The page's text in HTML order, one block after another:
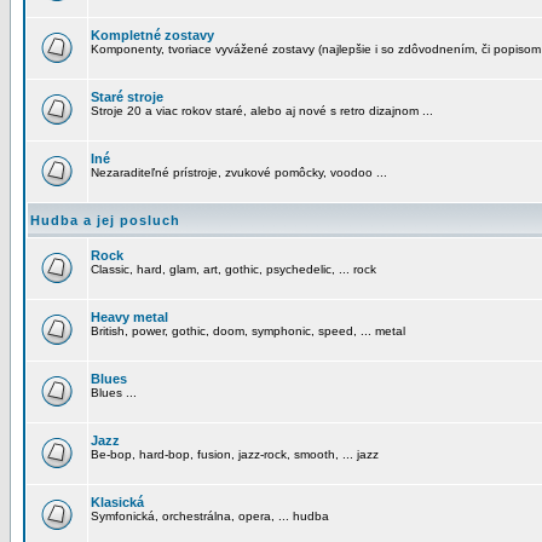
Kompletné zostavy
Komponenty, tvoriace vyvážené zostavy (najlepšie i so zdôvodnením, či
Staré stroje
Stroje 20 a viac rokov staré, alebo aj nové s retro dizajnom ...
Iné
Nezaraditeľné prístroje, zvukové pomôcky, voodoo ...
Hudba a jej posluch
Rock
Classic, hard, glam, art, gothic, psychedelic, ... rock
Heavy metal
British, power, gothic, doom, symphonic, speed, ... metal
Blues
Blues ...
Jazz
Be-bop, hard-bop, fusion, jazz-rock, smooth, ... jazz
Klasická
Symfonická, orchestrálna, opera, ... hudba